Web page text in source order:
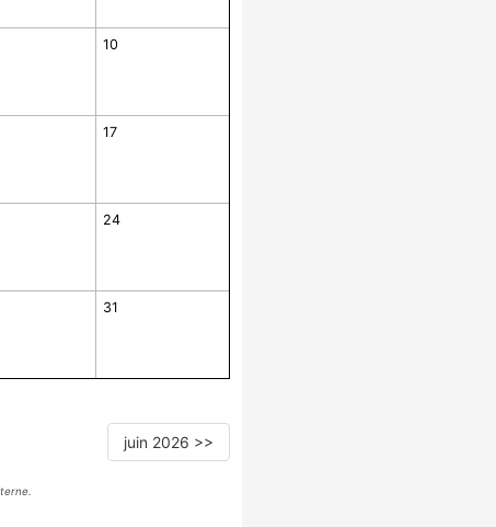
10
17
24
31
juin 2026 >>